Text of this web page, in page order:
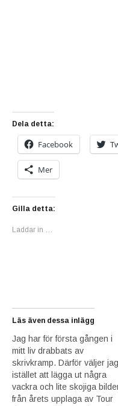
Dela detta:
Facebook
Mer
Gilla detta:
Laddar in …
Läs även dessa inlägg
Jag har för första gången i
mitt liv drabbats av
skrivkramp. Därför väljer jag
istället att lägga ut några
vackra och lite skojiga
från årets upplaga av Tour